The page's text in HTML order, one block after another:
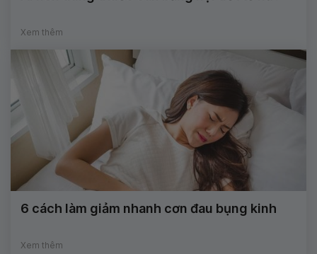
Xem thêm
6 cách làm giảm nhanh cơn đau bụng kinh
Xem thêm